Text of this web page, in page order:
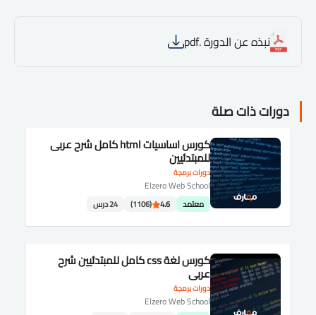
نبذه عن الدورة .pdf
دورات ذات صلة
دورات برمجة
كورس اساسيات html كامل شرح عربى
للمبتدئيين
Elzero Web School
معتمد 4.6
(1106) 24 درس
دورات برمجة
كورس لغة css كامل للمبتدئيين شرح
عربى
Elzero Web School